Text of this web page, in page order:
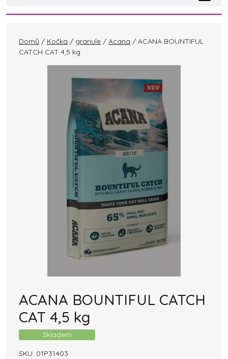
Domů / Kočka / granule / Acana / ACANA BOUNTIFUL
CATCH CAT 4,5 kg
ACANA BOUNTIFUL CATCH
CAT 4,5 kg
Skladem
SKU: 01P31403